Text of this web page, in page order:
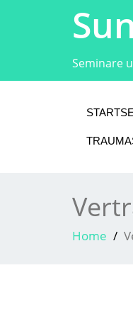
Seminare
Home